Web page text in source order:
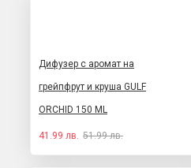
Дифузер с аромат на
грейпфрут и круша GULF
ORCHID 150 ML
41.99 лв. 51.99 лв.